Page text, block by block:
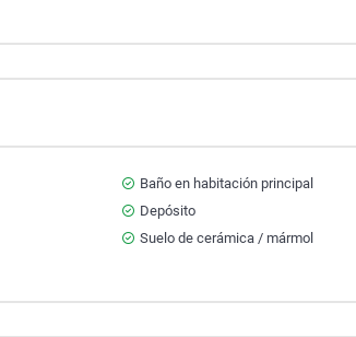
Baño en habitación principal
Depósito
Suelo de cerámica / mármol